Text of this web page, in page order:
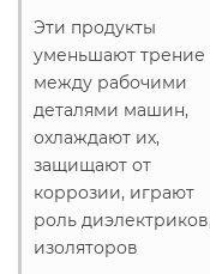
Эти продукты
уменьшают трение
между рабочими
деталями машин,
охлаждают их,
защищают от
коррозии, играют
роль диэлектриков,
изоляторов